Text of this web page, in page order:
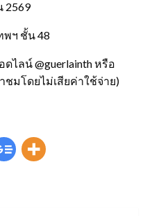
2569
พฯ ชั้น 48
ดไลน์ @guerlainth หรือ
ชมโดยไม่เสียค่าใช้จ่าย)